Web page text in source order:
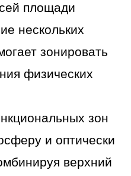
площади
нескольких
зонировать
физических
зон
и оптически
верхний